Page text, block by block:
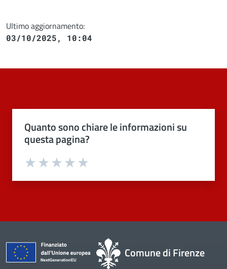
Ultimo aggiornamento:
03/10/2025, 10:04
Quanto sono chiare le informazioni su
questa pagina?
Valuta 4 stelle su 5
Valuta 3 stelle su 5
Valuta 2 stelle su 5
Valuta 1 stelle su 5
Comune di Firenze